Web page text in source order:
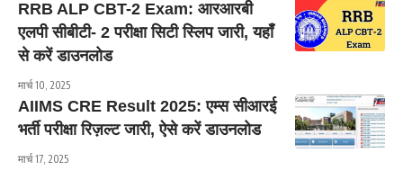
RRB ALP CBT-2 Exam: आरआरबी
एलपी सीबीटी- 2 परीक्षा सिटी स्लिप जारी, यहाँ
से करें डाउनलोड
मार्च 10, 2025
AIIMS CRE Result 2025: एम्स सीआरई
भर्ती परीक्षा रिज़ल्ट जारी, ऐसे करें डाउनलोड
मार्च 17, 2025